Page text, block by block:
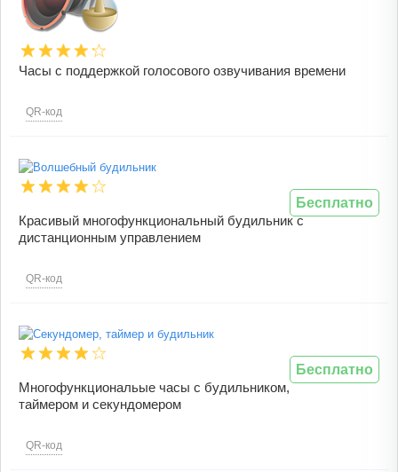
Часы с поддержкой голосового озвучивания времени
QR-код
Красивый многофункциональный будильник с
дистанционным управлением
QR-код
Бесплатно
Многофункциональые часы с будильником,
таймером и секундомером
QR-код
Бесплатно